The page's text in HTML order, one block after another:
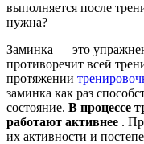
выполняется после
нужна?
Заминка — это
противоречит всей
протяжении
заминка как раз
состояние. В процессе
работают активнее .
их активности и